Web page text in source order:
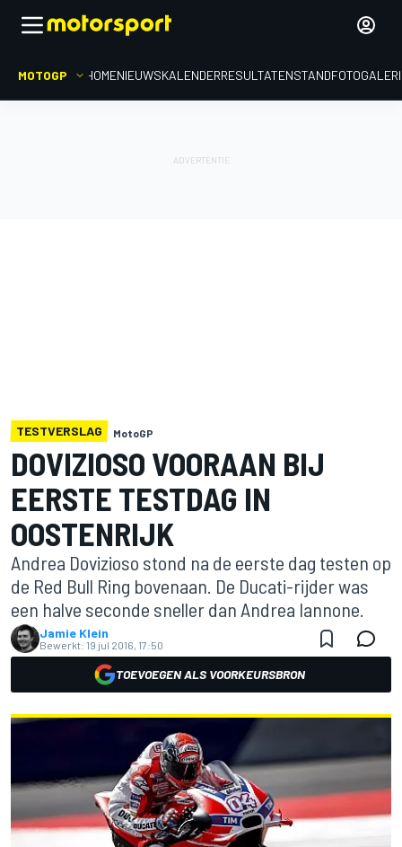
MOTOGP HOMENIEUWSKALENDERRESULTATENSTAND
TESTVERSLAG MotoGP
DOVIZIOSO VOORAAN BIJ
EERSTE TESTDAG IN
OOSTENRIJK
Andrea Dovizioso stond na de eerste dag testen op
de Red Bull Ring bovenaan. De Ducati-rijder was
een halve seconde sneller dan Andrea Iannone.
Jamie Klein
Bewerkt: 19 jul 2016, 17:50
TOEVOEGEN ALS VOORKEURSBRON